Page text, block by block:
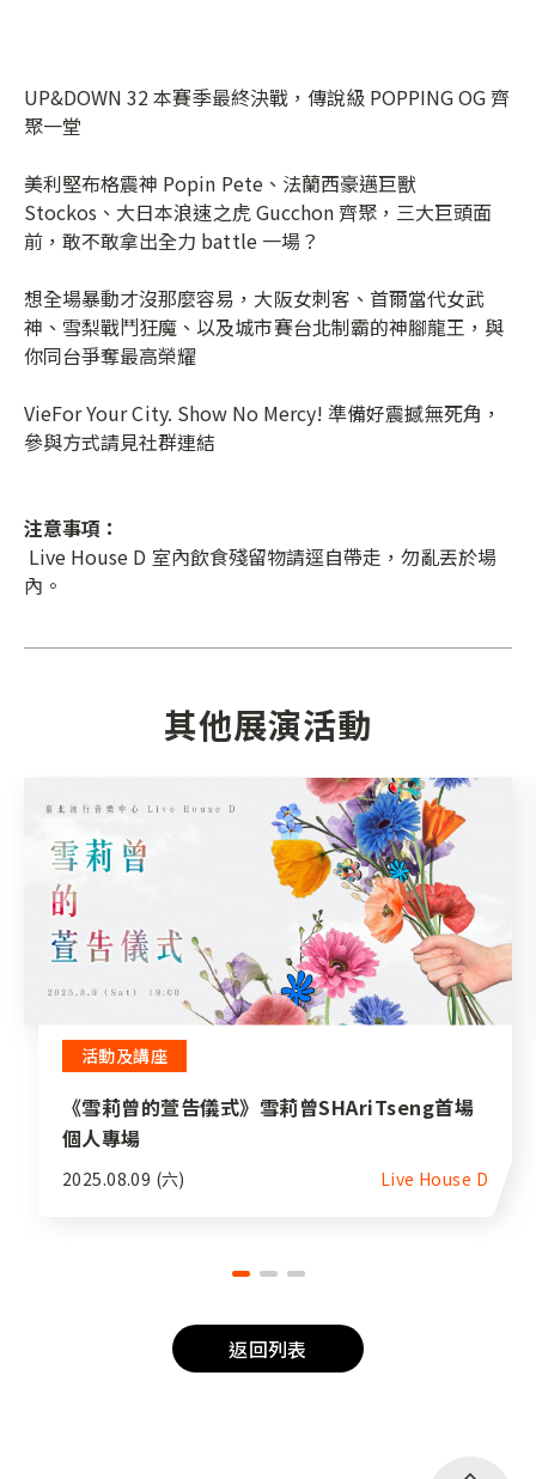
UP&DOWN 32 本賽季最終決戰，傳說級 POPPING OG 齊
聚一堂
美利堅布格震神 Popin Pete、法蘭西豪邁巨獸
Stockos、大日本浪速之虎 Gucchon 齊聚，三大巨頭面
前，敢不敢拿出全力 battle 一場？
想全場暴動才沒那麼容易，大阪女刺客、首爾當代女武
神、雪梨戰鬥狂魔、以及城市賽台北制霸的神腳龍王，與
你同台爭奪最高榮耀
VieFor Your City. Show No Mercy! 準備好震撼無死角，
參與方式請見社群連結
注意事項：
Live House D 室內飲食殘留物請逕自帶走，勿亂丟於場
內。
其他展演活動
活動及講座
《雪莉曾的萱告儀式》雪莉曾SHAriTseng首場
個人專場
2025.08.09 (六) Live House D
返回列表